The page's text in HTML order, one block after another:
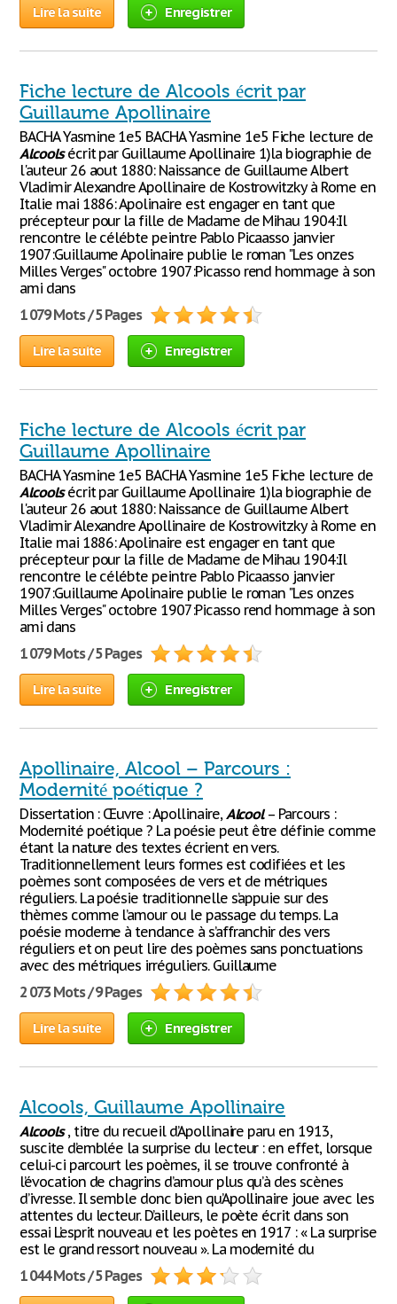
Lire la suite Enregistrer
Fiche lecture de Alcools écrit par
Guillaume Apollinaire
BACHA Yasmine 1e5 BACHA Yasmine 1e5 Fiche lecture de
Alcoolsécrit par Guillaume Apollinaire 1)la biographie de
l'auteur 26 aout 1880: Naissance de Guillaume Albert
Vladimir Alexandre Apollinaire de Kostrowitzky à Rome en
Italie mai 1886: Apolinaire est engager en tant que
précepteur pour la fille de Madame de Mihau 1904:Il
rencontre le célébte peintre Pablo Picaasso janvier
1907:Guillaume Apolinaire publie le roman "Les onzes
Milles Verges" octobre 1907:Picasso rend hommage à son
ami dans
1 079 Mots / 5 Pages
Lire la suite Enregistrer
Fiche lecture de Alcools écrit par
Guillaume Apollinaire
BACHA Yasmine 1e5 BACHA Yasmine 1e5 Fiche lecture de
Alcoolsécrit par Guillaume Apollinaire 1)la biographie de
l'auteur 26 aout 1880: Naissance de Guillaume Albert
Vladimir Alexandre Apollinaire de Kostrowitzky à Rome en
Italie mai 1886: Apolinaire est engager en tant que
précepteur pour la fille de Madame de Mihau 1904:Il
rencontre le célébte peintre Pablo Picaasso janvier
1907:Guillaume Apolinaire publie le roman "Les onzes
Milles Verges" octobre 1907:Picasso rend hommage à son
ami dans
1 079 Mots / 5 Pages
Lire la suite Enregistrer
Apollinaire, Alcool – Parcours :
Modernité poétique ?
Dissertation : Œuvre : Apollinaire,Alcool– Parcours :
Modernité poétique ? La poésie peut être définie comme
étant la nature des textes écrient en vers.
Traditionnellement leurs formes est codifiées et les
poèmes sont composées de vers et de métriques
réguliers. La poésie traditionnelle s’appuie sur des
thèmes comme l’amour ou le passage du temps. La
poésie moderne à tendance à s’affranchir des vers
réguliers et on peut lire des poèmes sans ponctuations
avec des métriques irréguliers. Guillaume
2 073 Mots / 9 Pages
Lire la suite Enregistrer
Alcools, Guillaume Apollinaire
Alcools, titre du recueil d’Apollinaire paru en 1913,
suscite d’emblée la surprise du lecteur : en effet, lorsque
celui-ci parcourt les poèmes, il se trouve confronté à
l’évocation de chagrins d’amour plus qu’à des scènes
d’ivresse. Il semble donc bien qu’Apollinaire joue avec les
attentes du lecteur. D’ailleurs, le poète écrit dans son
essai L’esprit nouveau et les poètes en 1917 : « La surprise
est le grand ressort nouveau ». La modernité du
1 044 Mots / 5 Pages